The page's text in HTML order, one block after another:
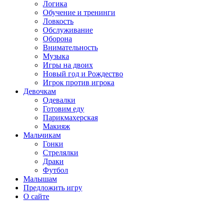
Логика
Обучение и тренинги
Ловкость
Обслуживание
Оборона
Внимательность
Музыка
Игры на двоих
Новый год и Рождество
Игрок против игрока
Девочкам
Одевалки
Готовим еду
Парикмахерская
Макияж
Мальчикам
Гонки
Стрелялки
Драки
Футбол
Малышам
Предложить игру
О сайте